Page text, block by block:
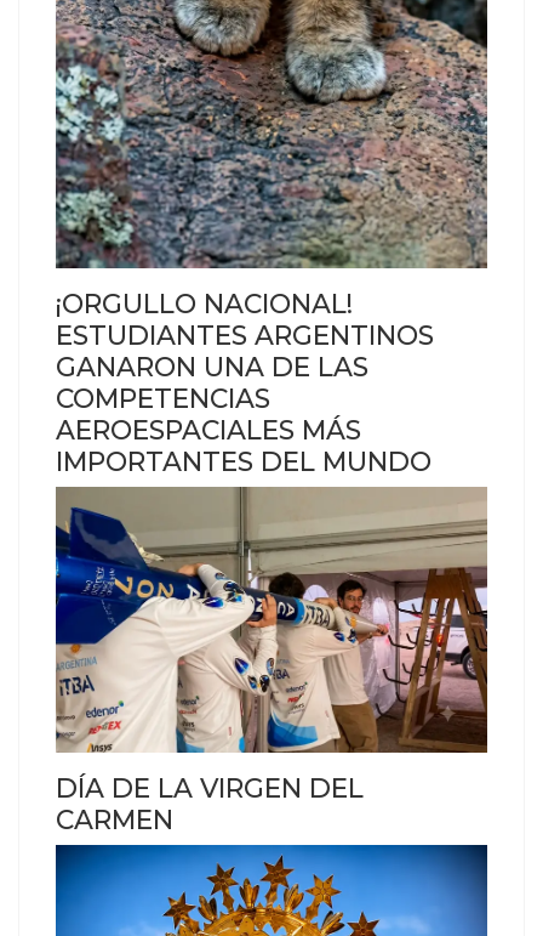
¡ORGULLO NACIONAL!
ESTUDIANTES ARGENTINOS
GANARON UNA DE LAS
COMPETENCIAS
AEROESPACIALES MÁS
IMPORTANTES DEL MUNDO
DÍA DE LA VIRGEN DEL
CARMEN